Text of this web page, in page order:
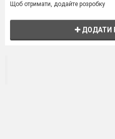
Щоб отримати, додайте розробку
ДОДАТИ